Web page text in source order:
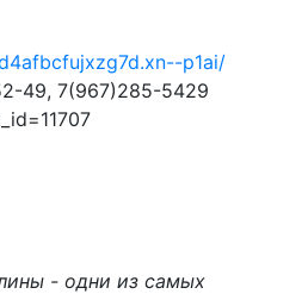
p1ai/
49, 7(967)285-5429
- одни из самых